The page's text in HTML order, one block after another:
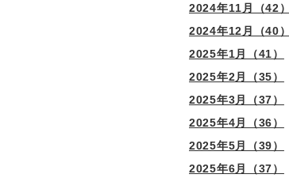
2024年11月（42）
2024年12月（40）
2025年1月（41）
2025年2月（35）
2025年3月（37）
2025年4月（36）
2025年5月（39）
2025年6月（37）